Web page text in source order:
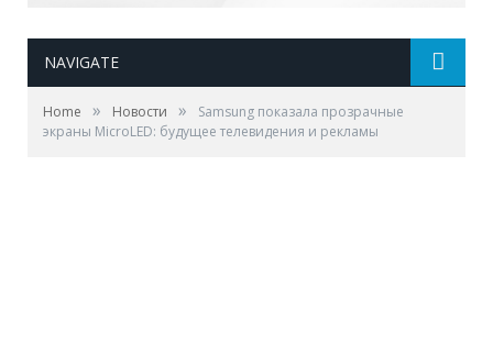
NAVIGATE
Home » Новости »
Samsung показала прозрачные
экраны MicroLED: будущее телевидения и рекламы